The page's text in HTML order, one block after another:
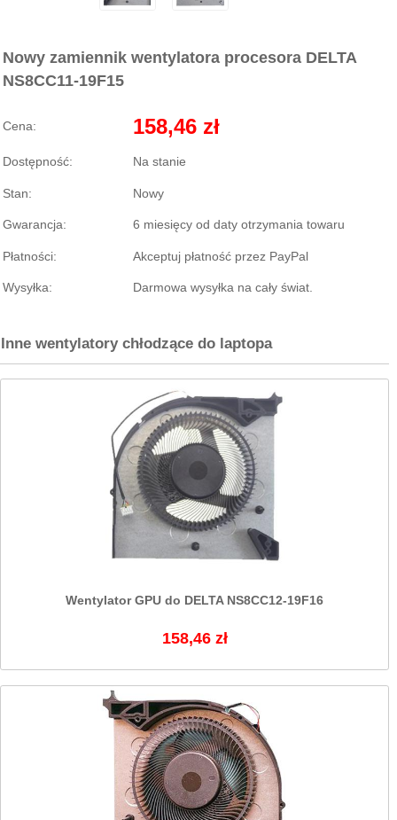
Nowy zamiennik wentylatora procesora DELTA
NS8CC11-19F15
Cena: 158,46 zł
Dostępność: Na stanie
Stan: Nowy
Gwarancja: 6 miesięcy od daty otrzymania towaru
Płatności: Akceptuj płatność przez PayPal
Wysyłka: Darmowa wysyłka na cały świat.
Inne wentylatory chłodzące do laptopa
Wentylator GPU do DELTA NS8CC12-19F16
158,46 zł